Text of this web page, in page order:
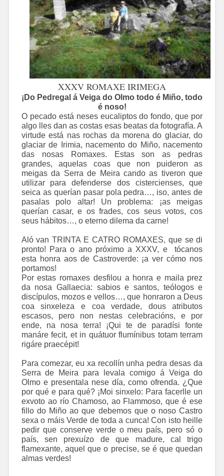
XXXV ROMAXE IRIMEGA
¡Do Pedregal á Veiga do Olmo todo é Miño, todo
é noso!
O pecado está neses eucaliptos do fondo, que por
algo lles dan as costas esas beatas da fotografía. A
virtude está nas rochas da morena do glaciar, do
glaciar de Irimia, nacemento do Miño, nacemento
das nosas Romaxes. Estas son as pedras
grandes, aquelas coas que non puideron as
meigas da Serra de Meira cando as tiveron que
utilizar para defenderse dos cistercienses, que
seica as querían pasar pola pedra…, iso, antes de
pasalas polo altar! Un problema: ¡as meigas
querían casar, e os frades, cos seus votos, cos
seus hábitos…, o eterno dilema da carne!
Aló van TRINTA E CATRO ROMAXES, que se di
pronto! Para o ano próximo a XXXV, e tócanos
esta honra aos de Castroverde: ¡a ver cómo nos
portamos!
Por estas romaxes desfilou a honra e maila prez
da nosa Gallaecia: sabios e santos, teólogos e
discípulos, mozos e vellos…, que honraron a Deus
coa sinxeleza e coa verdade, dous atributos
escasos, pero non nestas celebracións, e por
ende, na nosa terra! ¡Qui te de paradísi fonte
manáre fecit, et in quátuor flumínibus totam terram
rigáre praecépit!
Para comezar, eu xa recollín unha pedra desas da
Serra de Meira para levala comigo á Veiga do
Olmo e presentala nese día, como ofrenda. ¿Que
por qué e para qué? ¡Moi sinxelo: Para facerlle un
exvoto ao río Chamoso, ao Flammoso, que é ese
fillo do Miño ao que debemos que o noso Castro
sexa o máis Verde de toda a cunca! Con isto heille
pedir que conserve verde o meu país, pero só o
país, sen prexuízo de que madure, cal trigo
flamexante, aquel que o precise, se é que quedan
almas verdes!